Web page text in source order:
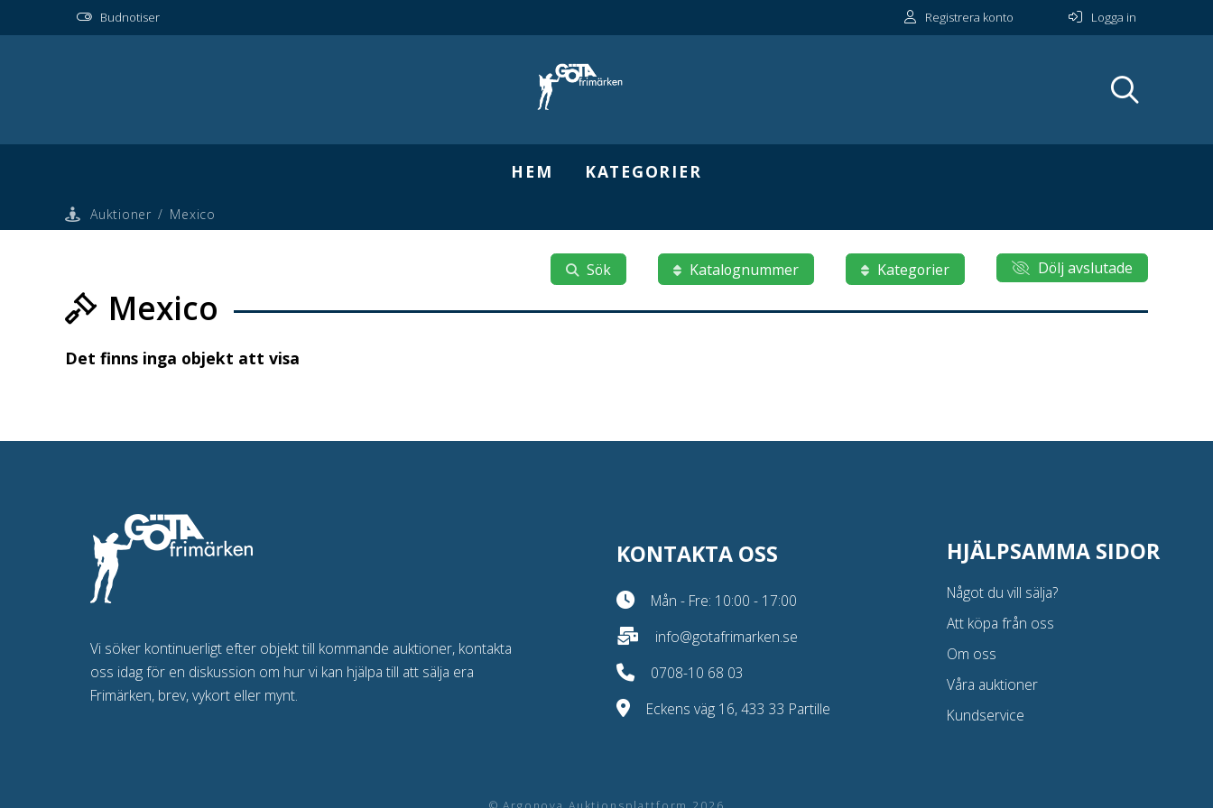
Budnotiser Registrera konto Logga in
HEM KATEGORIER
Auktioner / Mexico
Sök Katalognummer Kategorier Dölj avslutade
Mexico
Det finns inga objekt att visa
Vi söker kontinuerligt efter objekt till kommande auktioner, kontakta
oss idag för en diskussion om hur vi kan hjälpa till att sälja era
Frimärken, brev, vykort eller mynt.
KONTAKTA OSS
Mån - Fre: 10:00 - 17:00
info@gotafrimarken.se
0708-10 68 03
Eckens väg 16, 433 33 Partille
HJÄLPSAMMA SIDOR
Något du vill sälja?
Att köpa från oss
Om oss
Våra auktioner
Kundservice